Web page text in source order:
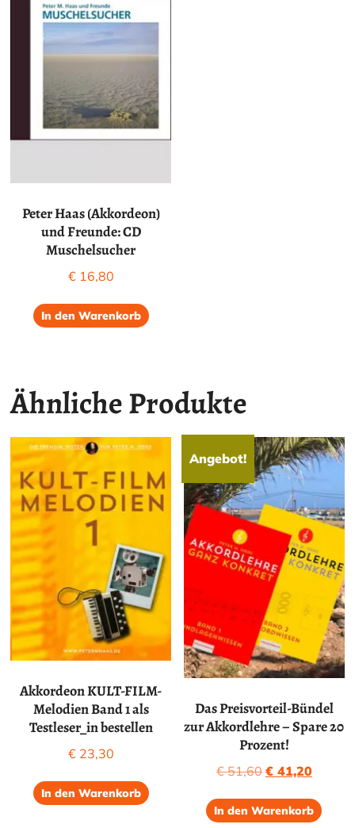
Peter Haas (Akkordeon)
und Freunde: CD
Muschelsucher
€16,80
In den Warenkorb
Ähnliche Produkte
Akkordeon KULT-FILM-
Melodien Band 1 als
Testleser_in bestellen
€23,30
In den Warenkorb
Angebot!
Das Preisvorteil-Bündel
zur Akkordlehre – Spare 20
Prozent!
€51,60 Ursprünglicher
war:
€41,20
ist:
In den Warenkorb